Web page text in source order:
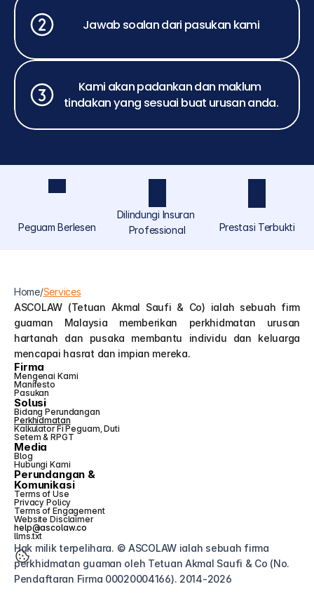
Jawab soalan dari pasukan kami
Kami akan padankan dan maklum
tindakan yang sesuai buat urusan anda.
Peguam Berlesen
Dilindungi Insuran
Professional
Prestasi Terbukti
Home/Services
ASCOLAW (Tetuan Akmal Saufi & Co) ialah sebuah firm
guaman Malaysia memberikan perkhidmatan urusan
hartanah dan pusaka membantu individu dan keluarga
mencapai hasrat dan impian mereka.
Firma
Mengenai Kami
Manifesto
Pasukan
Solusi
Bidang Perundangan
Perkhidmatan
Kalkulator Fi Peguam, Duti
Setem & RPGT
Media
Blog
Hubungi Kami
Perundangan &
Komunikasi
Terms of Use
Privacy Policy
Terms of Engagement
Website Disclaimer
help@ascolaw.co
llms.txt
Hak milik terpelihara. © ASCOLAW ialah sebuah firma
perkhidmatan guaman oleh Tetuan Akmal Saufi & Co (No.
Pendaftaran Firma 00020004166). 2014-2026